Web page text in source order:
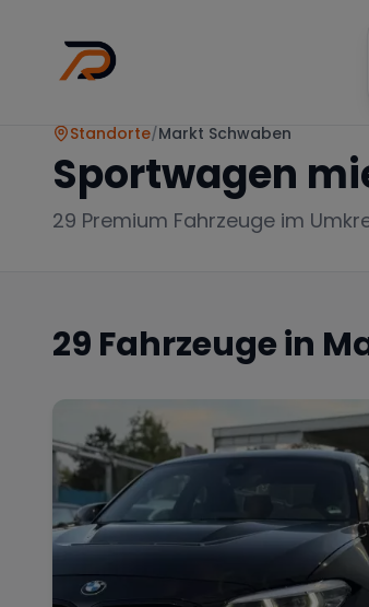
Standorte/Markt Schwaben
Sportwagen
29 Premium Fahrzeuge im
29 Fahrzeuge in